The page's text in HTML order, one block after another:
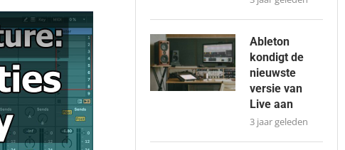
Ableton
kondigt de
nieuwste
versie van
Live aan
3 jaar geleden